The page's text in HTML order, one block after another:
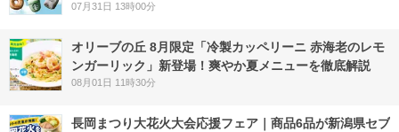
07月31日 13時00分
オリーブの丘 8月限定「冷製カッペリーニ 赤海老のレモ
ンガーリック」新登場！爽やか夏メニューを徹底解説
08月01日 11時30分
長岡まつり大花火大会応援フェア｜商品6品が新潟県セブ